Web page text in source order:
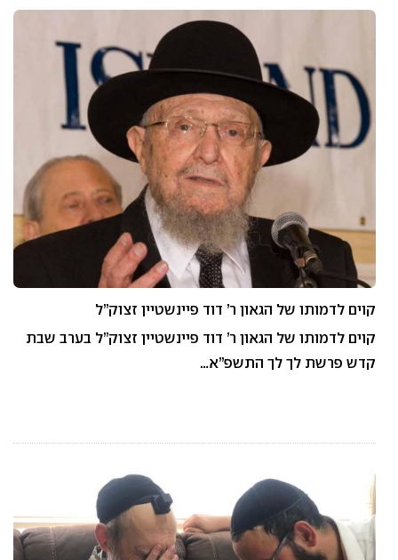
קוים לדמותו של הגאון ר’ דוד פיינשטיין זצוק”ל
קוים לדמותו של הגאון ר’ דוד פיינשטיין זצוק”ל בערב שבת
קדש פרשת לך לך התשפ”א…